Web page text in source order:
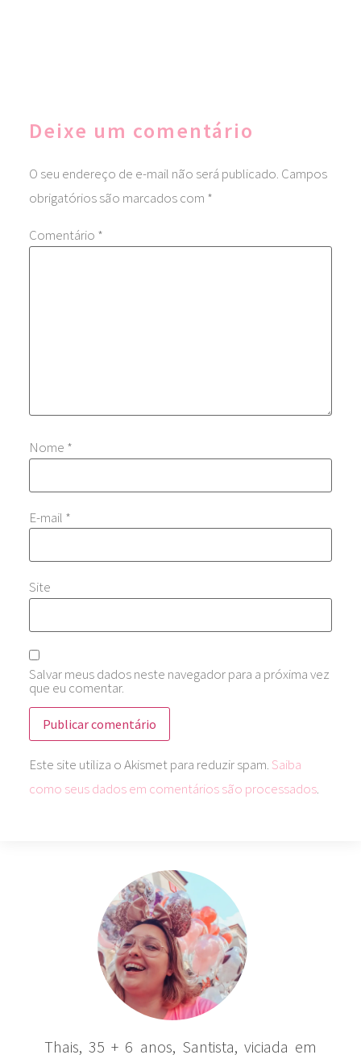
Deixe um comentário
O seu endereço de e-mail não será publicado. Campos
obrigatórios são marcados com *
Comentário *
Nome *
E-mail *
Site
Salvar meus dados neste navegador para a próxima vez
que eu comentar.
Este site utiliza o Akismet para reduzir spam. Saiba
como seus dados em comentários são processados.
Thais, 35 + 6 anos, Santista, viciada em